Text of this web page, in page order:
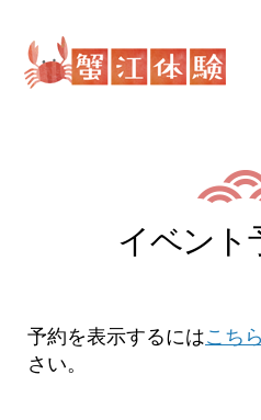
イベント
予約を表示するにはこち
さい。